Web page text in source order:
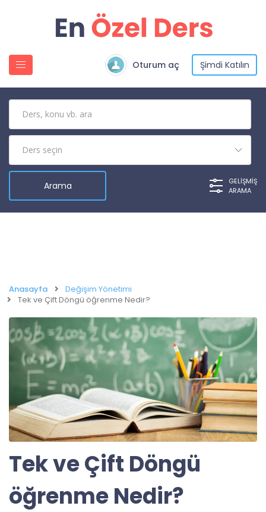
Oturum aç Şimdi Katılın
GELIŞMIŞ
ARAMA
Anasayfa
Değişim Yönetimi
Tek ve Çift Döngü öğrenme Nedir?
Tek ve Çift Döngü
öğrenme Nedir?